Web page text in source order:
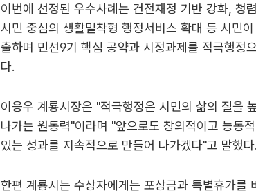
이번에 선정된 우수사례는 건전재정 기반 강화, 청
시민 중심의 생활밀착형 행정서비스 확대 등 시민
출하며 민선9기 핵심 공약과 시정과제를 적극행정
다.
이응우 계룡시장은 "적극행정은 시민의 삶의 질을
나가는 원동력"이라며 "앞으로도 창의적이고 능동
있는 성과를 지속적으로 만들어 나가겠다"고 말했다.
한편 계룡시는 수상자에게는 포상금과 특별휴가를